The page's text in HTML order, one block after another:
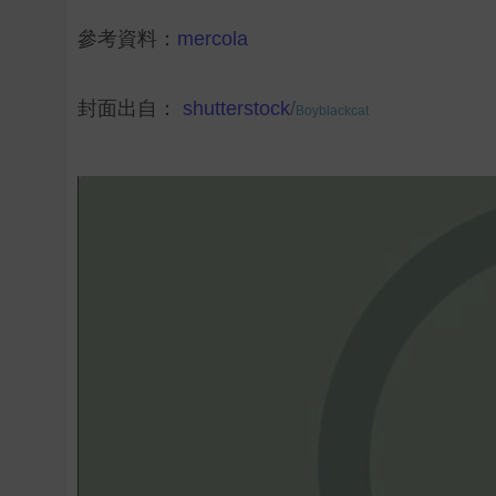
參考資料： mercola
封面出自： shutterstock/Boyblackcat